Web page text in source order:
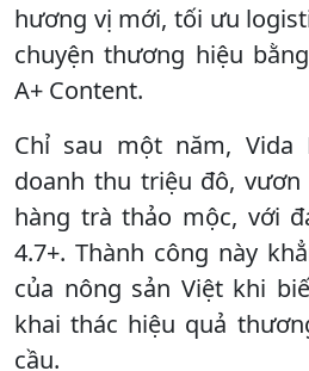
hương vị mới, tối ưu
chuyện thương hiệu
A+ Content.
Chỉ sau một năm, Vida
doanh thu triệu đô,
hàng trà thảo mộc, với
4.7+. Thành công này
của nông sản Việt khi
khai thác hiệu quả
cầu.